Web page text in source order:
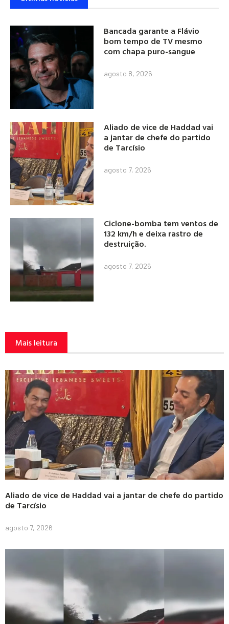
Bancada garante a Flávio
bom tempo de TV mesmo
com chapa puro-sangue
agosto 8, 2026
Aliado de vice de Haddad vai
a jantar de chefe do partido
de Tarcísio
agosto 7, 2026
Ciclone-bomba tem ventos de
132 km/h e deixa rastro de
destruição.
agosto 7, 2026
Mais leitura
Aliado de vice de Haddad vai a jantar de chefe do partido
de Tarcísio
agosto 7, 2026